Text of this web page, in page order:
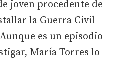
joven procedente de
la Guerra Civil
es un episodio
María Torres lo